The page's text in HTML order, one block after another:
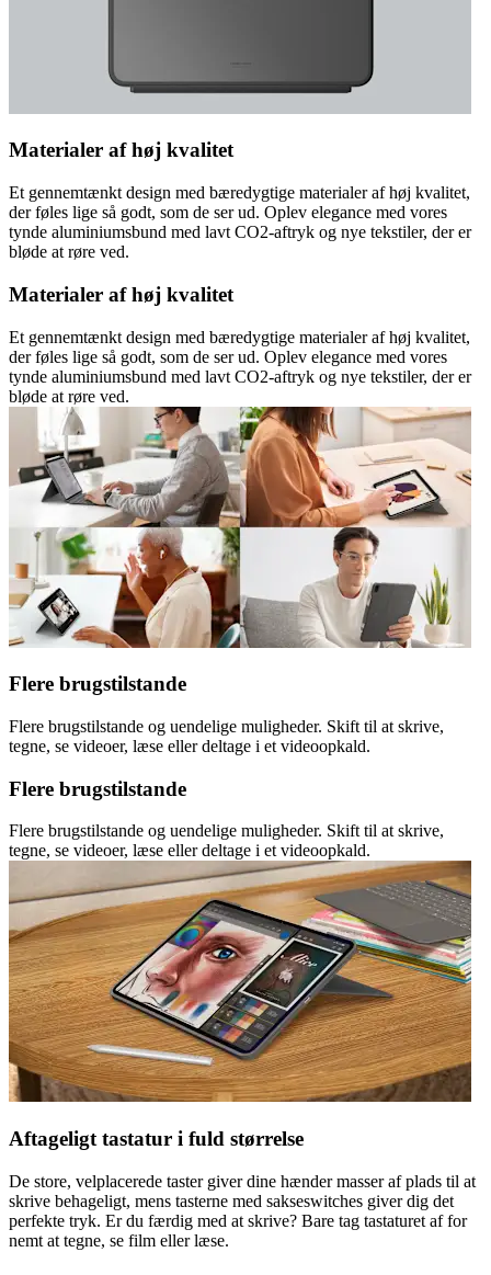
Materialer af høj kvalitet
Et gennemtænkt design med bæredygtige materialer af høj kvalitet,
der føles lige så godt, som de ser ud. Oplev elegance med vores
tynde aluminiumsbund med lavt CO2-aftryk og nye tekstiler, der er
bløde at røre ved.
Materialer af høj kvalitet
Et gennemtænkt design med bæredygtige materialer af høj kvalitet,
der føles lige så godt, som de ser ud. Oplev elegance med vores
tynde aluminiumsbund med lavt CO2-aftryk og nye tekstiler, der er
bløde at røre ved.
Flere brugstilstande
Flere brugstilstande og uendelige muligheder. Skift til at skrive,
tegne, se videoer, læse eller deltage i et videoopkald.
Flere brugstilstande
Flere brugstilstande og uendelige muligheder. Skift til at skrive,
tegne, se videoer, læse eller deltage i et videoopkald.
Aftageligt tastatur i fuld størrelse
De store, velplacerede taster giver dine hænder masser af plads til at
skrive behageligt, mens tasterne med sakseswitches giver dig det
perfekte tryk. Er du færdig med at skrive? Bare tag tastaturet af for
nemt at tegne, se film eller læse.